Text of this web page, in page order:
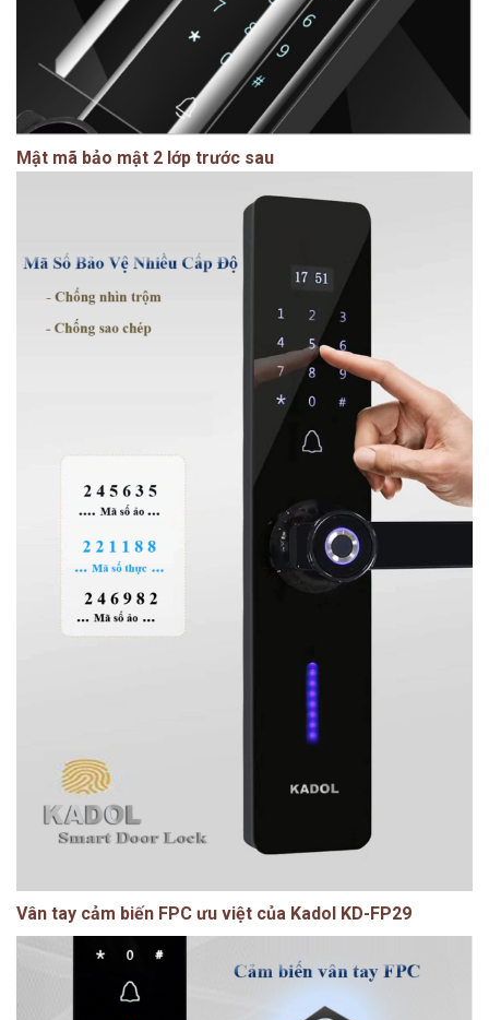
Mật mã bảo mật 2 lớp trước sau
Vân tay cảm biến FPC ưu việt của Kadol KD-FP29